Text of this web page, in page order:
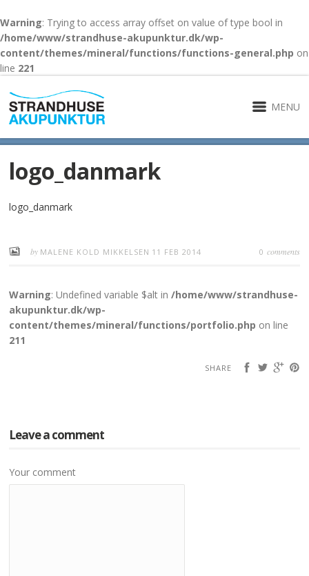
Warning: Trying to access array offset on value of type bool in
/home/www/strandhuse-akupunktur.dk/wp-
content/themes/mineral/functions/functions-general.php on
line 221
MENU
logo_danmark
logo_danmark
by MALENE KOLD MIKKELSEN 11 FEB 2014 0 comments
Warning: Undefined variable $alt in/home/www/strandhuse-
akupunktur.dk/wp-
content/themes/mineral/functions/portfolio.php on line
211
SHARE
Leave a comment
Your comment